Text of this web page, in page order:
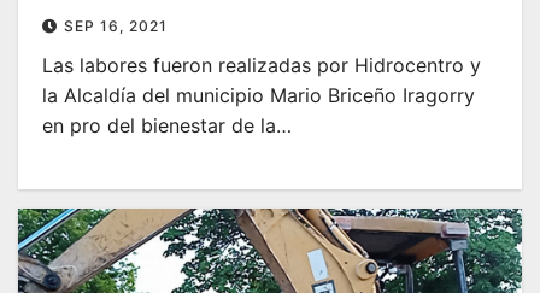
SEP 16, 2021
Las labores fueron realizadas por Hidrocentro y
la Alcaldía del municipio Mario Briceño Iragorry
en pro del bienestar de la…